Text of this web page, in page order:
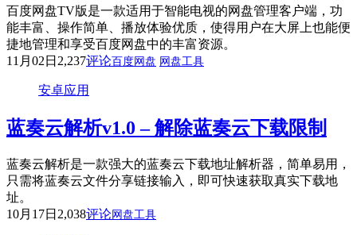
百度网盘TV版是一款适用于智能电视的网盘管理客户端，功
能丰富、操作简单、播放体验优质，使得用户在大屏上也能便
捷地管理和享受百度网盘中的丰富资源。
11月02日 2,237评论百度网盘 网盘工具
安卓应用
蓝奏云解析v1.0 – 解除蓝奏云下载限制
蓝奏云解析是一款强大的蓝奏云下载地址解析器，简单易用，
只需将蓝奏云文件分享链接输入，即可快速获取真实下载地
址。
10月17日 2,038评论网盘工具